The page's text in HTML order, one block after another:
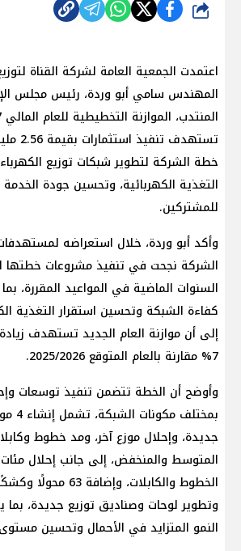
شارك
اعتمدت الجمعية العامة لشركة القناة
المهندس سامي أبو وردة، رئيس مجلس
تستهدف
خطة الشركة لتطوير شبكات توزيع
التغذية الكهربائية، وتحسين جودة
للمشتركين.
وأكد أبو وردة، خلال استعراضه لمستهدفات
الشركة نجحت في تنفيذ مشروعات خطتها
السنوات الماضية في المواعيد المقررة،
كفاءة الشبكة وتحسين استقرار التغذية
إلى أن موازنة العام الجديد تستهدف
7% مقارنة بالعام المتوقع 2025/2026.
وأوضح أن الخطة تتضمن تنفيذ توسعات
جديدة، وإحلال موزع آخر، ومد خطوط
المتوسط والمنخفض، إلى جانب إحلال مئات
الخطوط والكابلات،
وتطوير لوحات وصناديق توزيع جديدة،
النمو المتزايد في الأحمال وتحسين